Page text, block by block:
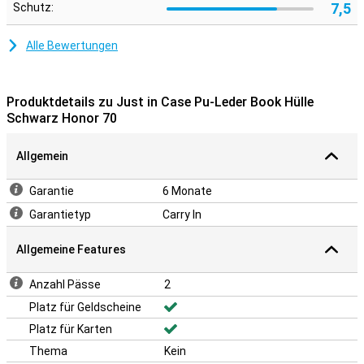
Schutz: 7,5
Alle Bewertungen
Produktdetails zu Just in Case Pu-Leder Book Hülle
Schwarz Honor 70
Allgemein
Garantie
6 Monate
Garantietyp
Carry In
Allgemeine Features
Anzahl Pässe
2
Platz für Geldscheine
Platz für Karten
Thema
Kein